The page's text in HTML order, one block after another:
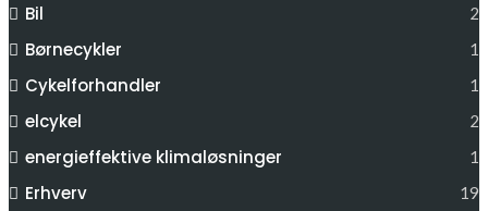
Bil 2
Børnecykler 1
Cykelforhandler 1
elcykel 2
energieffektive klimaløsninger 1
Erhverv 19